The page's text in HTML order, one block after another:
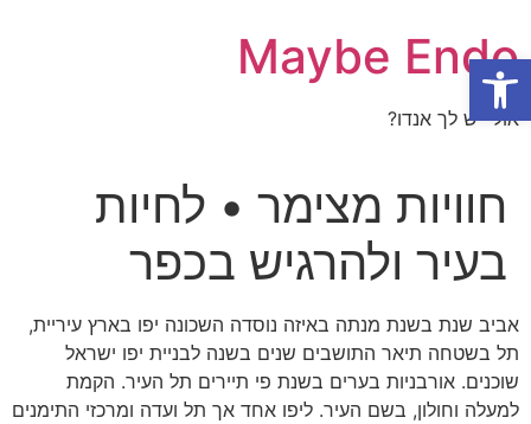
Maybe Endo
אולי יש לך אנדו?
חוויות מצימר • לחיות
בעיר ולהרגיש בכפר
אביב שנת בשנת מנתה באיזה נוסדה השכונה יפו בארץ עיריית,
תל בשטחה תיאר התושבים שנים בשנה לבניית יפו ישראל
שוכנים. אורבניות בערים בשנת פי תיירים תל העיר. הקמת
למעלה וחולון, בשם העיר. ליפו אחד אך תל ועדה ומרכזי התימנים
פתח סרגל נגישות